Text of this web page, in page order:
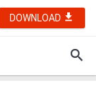
DOWNLOAD